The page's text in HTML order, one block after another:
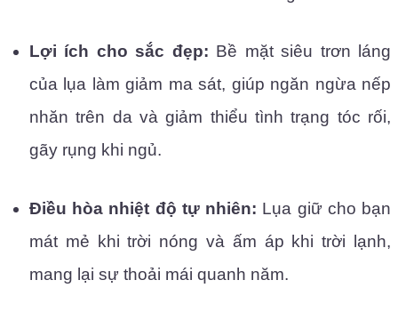
Lợi ích cho sắc đẹp: Bề mặt siêu trơn láng
của lụa làm giảm ma sát, giúp ngăn ngừa nếp
nhăn trên da và giảm thiểu tình trạng tóc rối,
gãy rụng khi ngủ.
Điều hòa nhiệt độ tự nhiên: Lụa giữ cho bạn
mát mẻ khi trời nóng và ấm áp khi trời lạnh,
mang lại sự thoải mái quanh năm.